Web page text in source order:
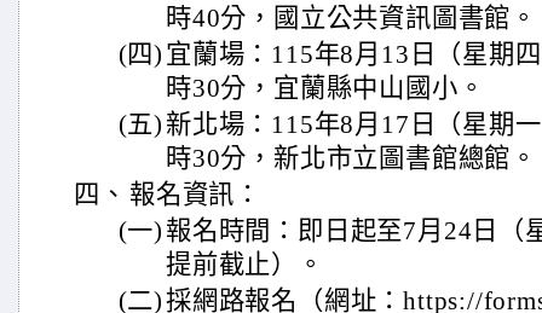
時40分，國立公共資訊圖書館。
(四) 宜蘭場：115年8月13日（星期
時30分，宜蘭縣中山國小。
(五) 新北場：115年8月17日（星期
時30分，新北市立圖書館總館。
四、 報名資訊：
(一) 報名時間：即日起至7月24日（
提前截止）。
(二)採網路報名（網址：https://